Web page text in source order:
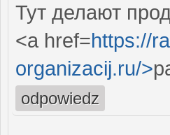
Тут делают
<a href=https://
organizacij.ru/>
odpowiedz